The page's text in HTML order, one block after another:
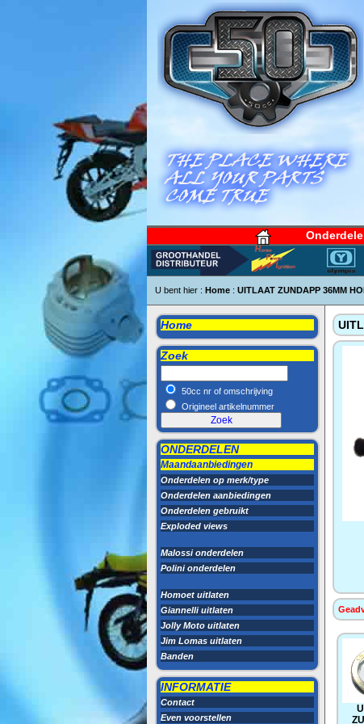
U bent hier : Home : UITLAAT ZUNDAPP 36MM
Home
Zoek
50cc nr of omschrijving
Origineel artikelnummer
ONDERDELEN
Maandaanbiedingen
Onderdelen op merk/type
Onderdelen aanbiedingen
Onderdelen gebruikt
Exploded views
Malossi onderdelen
Polini onderdelen
Homoet uitlaten
Giannelli uitlaten
Jolly Moto uitlaten
Jim Lomas uitlaten
Banden
INFORMATIE
Contact
Even voorstellen